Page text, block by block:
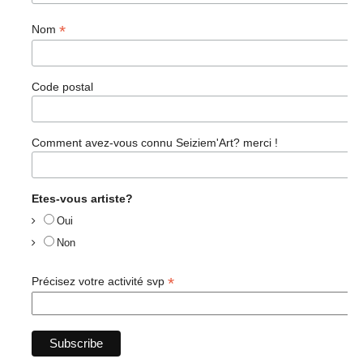
Nom *
Code postal
Comment avez-vous connu Seiziem'Art? merci !
Etes-vous artiste?
Oui
Non
Précisez votre activité svp *